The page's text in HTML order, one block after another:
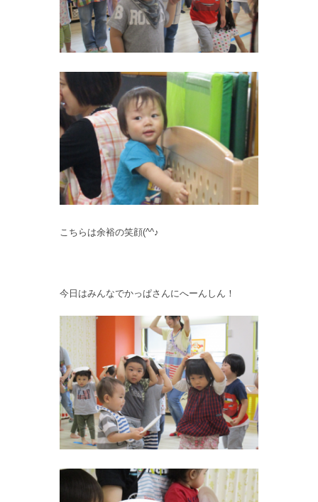
こちらは余裕の笑顔(^^♪
今日はみんなでかっぱさんにへーんしん！